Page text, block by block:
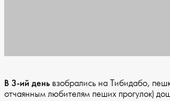
В 3-ий день взобрались на Тибидабо,
отчаянным любителям пеших прогулок)